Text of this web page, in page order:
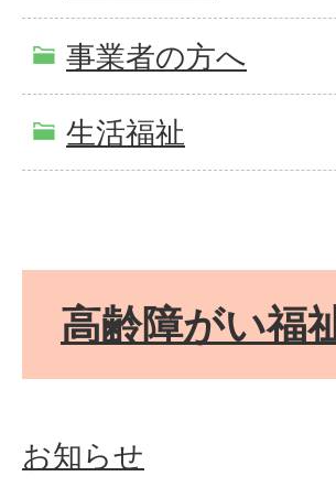
事業者の方へ
生活福祉
高齢障がい福
お知らせ